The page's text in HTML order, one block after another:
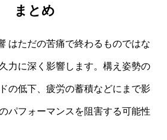
まとめ
はただの苦痛で終わるものではな
力に深く影響します。構え姿勢の
の低下、疲労の蓄積などにまで影
パフォーマンスを阻害する可能性